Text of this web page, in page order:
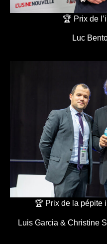
🏆 Prix de
Luc
🏆 Prix de la pépite
Luis Garcia & Christine